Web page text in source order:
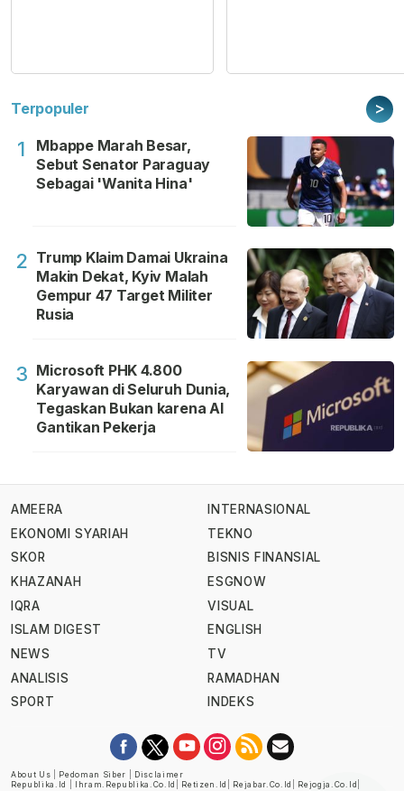
Terpopuler >
1
Mbappe Marah Besar,
Sebut Senator Paraguay
Sebagai 'Wanita Hina'
2 Trump Klaim Damai Ukraina
Makin Dekat, Kyiv Malah
Gempur 47 Target Militer
Rusia
3 Microsoft PHK 4.800
Karyawan di Seluruh Dunia,
Tegaskan Bukan karena AI
Gantikan Pekerja
AMEERA
EKONOMI SYARIAH
SKOR
KHAZANAH
IQRA
ISLAM DIGEST
NEWS
ANALISIS
SPORT
INTERNASIONAL
TEKNO
BISNIS FINANSIAL
ESGNOW
VISUAL
ENGLISH
TV
RAMADHAN
INDEKS
About Us Pedoman Siber
Disclaimer
Republika.id
Ihram.republika.co.id Retizen.id Rejabar.co.id Rejogja.co.id